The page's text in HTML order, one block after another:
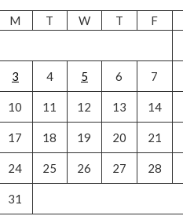
M T W T F
3 4 5 6 7
10 11 12 13 14
17 18 19 20 21
24 25 26 27 28
31